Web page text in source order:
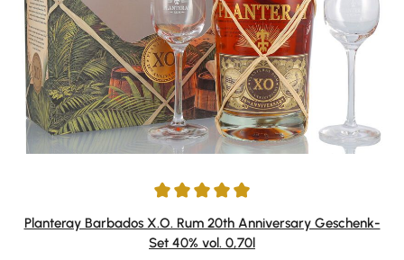
Durchschnittliche Bewertung von 4.93 von 5 Sternen
Planteray Barbados X.O. Rum 20th Anniversary Geschenk-
Set 40% vol. 0,70l